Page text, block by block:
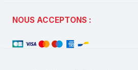
NOUS ACCEPTONS :